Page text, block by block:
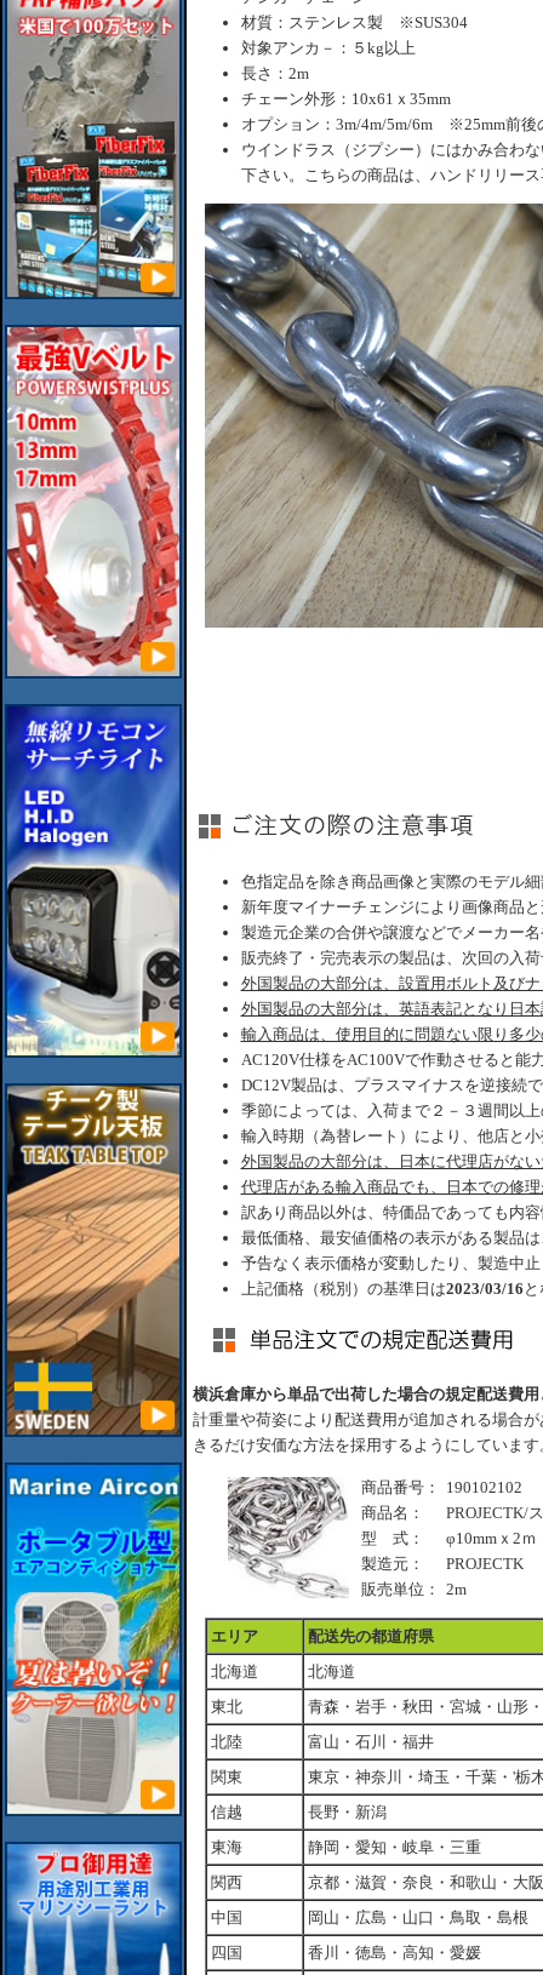
材質：ステンレス製 ※SUS304
対象アンカ－：５kg以上
長さ：2m
チェーン外形：10x61ｘ35mm
オプション：3m/4m/5m/6m ※25mm前後
ウインドラス（ジプシー）にはかみ合わ
下さい。こちらの商品は、ハンドリリー
色指定品を除き商品画像と実際のモデル
新年度マイナーチェンジにより画像商品
製造元企業の合併や譲渡などでメーカー
販売終了・完売表示の製品は、次回の入
外国製品の大部分は、設置用ボルト及び
外国製品の大部分は、英語表記となり日
輸入商品は、使用目的に問題ない限り多
AC120V仕様をAC100Vで作動させると能
DC12V製品は、プラスマイナスを逆接続
季節によっては、入荷まで２－３週間以
輸入時期（為替レート）により、他店と
外国製品の大部分は、日本に代理店がな
代理店がある輸入商品でも、日本での修
訳あり商品以外は、特価品であっても内
最低価格、最安値価格の表示がある製品
予告なく表示価格が変動したり、製造中
上記価格（税別）の基準日は2023/03/16
横浜倉庫から単品で出荷した場合の規定配送費用
計重量や荷姿により配送費用が追加される場合
きるだけ安価な方法を採用するようにしています
商品番号：
190102102
商品名：
PROJECTK/
型 式：
φ10mmｘ2ｍ
製造元：
PROJECTK
販売単位：
2m
エリア
配送先の都道府県
北海道
北海道
東北
青森・岩手・秋田・宮城・山形
北陸
富山・石川・福井
関東
東京・神奈川・埼玉・千葉・'栃
信越
長野・新潟
東海
静岡・愛知・岐阜・三重
関西
京都・滋賀・奈良・和歌山・大
中国
岡山・広島・山口・鳥取・島根
四国
香川・徳島・高知・愛媛